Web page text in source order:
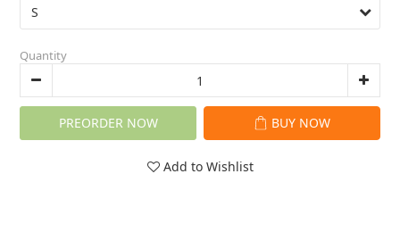
Quantity
PREORDER NOW BUY NOW
Add to Wishlist